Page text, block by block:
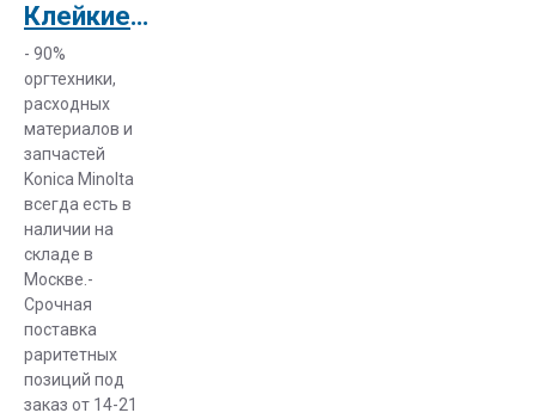
Клейкие этикетки Konica Minolta Address Labels B, 100 sheets (24/sheet)
- 90%
оргтехники,
расходных
материалов и
запчастей
Konica Minolta
всегда есть в
наличии на
складе в
Москве.-
Срочная
поставка
раритетных
позиций под
заказ от 14-21